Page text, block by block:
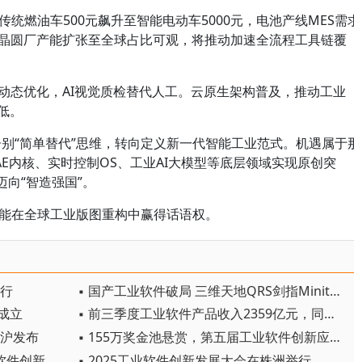
统燃油车500元飙升至智能电动车5000元，电池产线MES需
圆厂产能扩张至全球占比可观，将推动加速全流程工具链覆
态优化，AI视觉质检替代人工。云原生架构普及，推动工业
“简单替代”思维，转向定义新一代智能工业范式。机遇属于
核、实时控制OS、工业AI大模型等底层领域实现原创突
“智造强国”。
全球工业版图重构中赢得话语权。
▪ 国产工业软件破局 三维天地QRS剑指Minitab
立
▪ 前三季度工业软件产品收入2359亿元，同比增长9.8%
发布
▪ 155万奖金池悬赏，第五届工业软件创新应用大赛启动